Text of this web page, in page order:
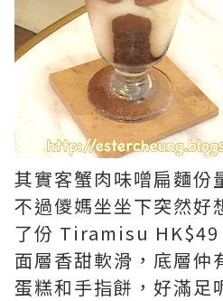
其實客蟹肉味噌扁麵份
不過儍媽坐坐下突然好
了份 Tiramisu HK$49
面層香甜軟滑，底層仲
蛋糕和手指餅，好滿足